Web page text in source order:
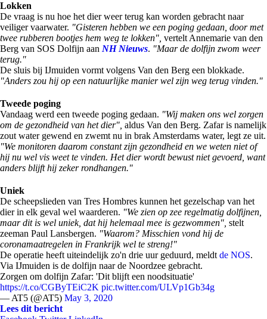
Lokken
De vraag is nu hoe het dier weer terug kan worden gebracht naar
veiliger vaarwater. "Gisteren hebben we een poging gedaan, door met
twee rubberen bootjes hem weg te lokken", vertelt Annemarie van den
Berg van SOS Dolfijn aan NH Nieuws. "Maar de dolfijn zwom weer
terug."
De sluis bij IJmuiden vormt volgens Van den Berg een blokkade.
"Anders zou hij op een natuurlijke manier wel zijn weg terug vinden."
Tweede poging
Vandaag werd een tweede poging gedaan. "Wij maken ons wel zorgen
om de gezondheid van het dier", aldus Van den Berg. Zafar is namelijk
zout water gewend en zwemt nu in brak Amsterdams water, legt ze uit.
"We monitoren daarom constant zijn gezondheid en we weten niet of
hij nu wel vis weet te vinden. Het dier wordt bewust niet gevoerd, want
anders blijft hij zeker rondhangen."
Uniek
De scheepslieden van Tres Hombres kunnen het gezelschap van het
dier in elk geval wel waarderen. "We zien op zee regelmatig dolfijnen,
maar dit is wel uniek, dat hij helemaal mee is gezwommen", stelt
zeeman Paul Lansbergen. "Waarom? Misschien vond hij de
coronamaatregelen in Frankrijk wel te streng!"
De operatie heeft uiteindelijk zo'n drie uur geduurd, meldt de NOS.
Via IJmuiden is de dolfijn naar de Noordzee gebracht.
Zorgen om dolfijn Zafar: 'Dit blijft een noodsituatie'
https://t.co/CGByTEiC2K pic.twitter.com/ULVp1Gb34g
— AT5 (@AT5) May 3, 2020
Lees dit bericht